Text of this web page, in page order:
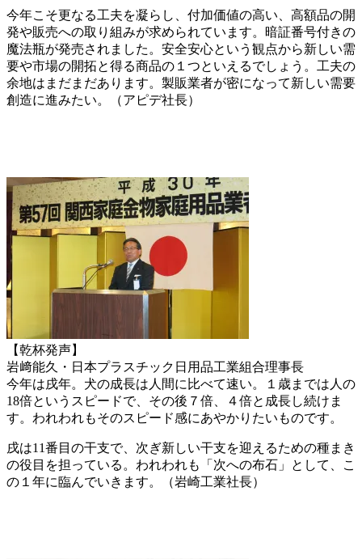
今年こそ更なる工夫を凝らし、付加価値の高い、高額品の開
発や販売への取り組みが求められています。暗証番号付きの
魔法瓶が発売されました。安全安心という観点から新しい需
要や市場の開拓と得る商品の１つといえるでしょう。工夫の
余地はまだまだあります。製販業者が密になって新しい需要
創造に進みたい。（アピデ社長）
【乾杯発声】
岩﨑能久・日本プラスチック日用品工業組合理事長
今年は戌年。犬の成長は人間に比べて速い。１歳までは人の
18倍というスピードで、その後７倍、４倍と成長し続けま
す。われわれもそのスピード感にあやかりたいものです。
戌は11番目の干支で、次ぎ新しい干支を迎えるための種まき
の役目を担っている。われわれも「次への布石」として、こ
の１年に臨んでいきます。（岩崎工業社長）